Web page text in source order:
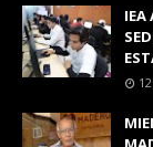
IEA